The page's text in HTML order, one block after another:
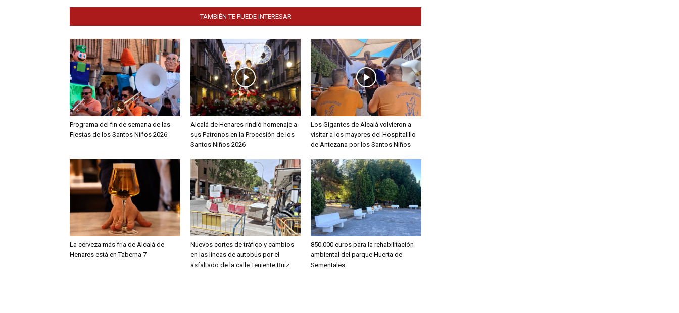
TAMBIÉN TE PUEDE INTERESAR
Programa del fin de semana de las
Fiestas de los Santos Niños 2026
Alcalá de Henares rindió homenaje a
sus Patronos en la Procesión de los
Santos Niños 2026
Los Gigantes de Alcalá volvieron a
visitar a los mayores del Hospitalillo
de Antezana por los Santos Niños
La cerveza más fría de Alcalá de
Henares está en Taberna 7
Nuevos cortes de tráfico y cambios
en las líneas de autobús por el
asfaltado de la calle Teniente Ruiz
850.000 euros para la rehabilitación
ambiental del parque Huerta de
Sementales